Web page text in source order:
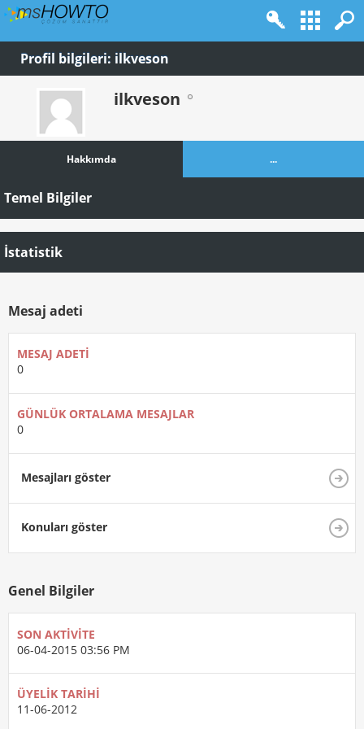
Profil bilgileri: ilkveson
ilkveson
Hakkımda ...
Temel Bilgiler
İstatistik
Mesaj adeti
MESAJ ADETI
0
GÜNLÜK ORTALAMA MESAJLAR
0
Mesajları göster
Konuları göster
Genel Bilgiler
SON AKTIVITE
06-04-2015 03:56 PM
ÜYELIK TARIHI
11-06-2012